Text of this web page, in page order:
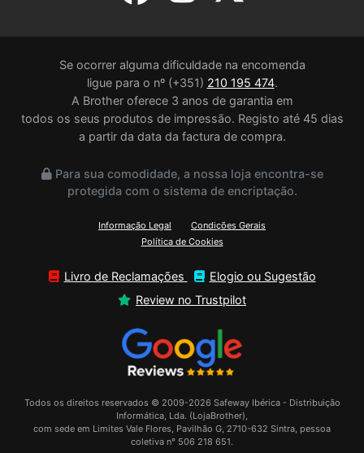
Se ocorrer alguma dificuldade na encomenda
ligue para o nº (+351) 210 195 474.
A Brother oferece 3 anos de garantia em
todos os seus produtos de impressão. Registo até 45 dias
a partir da data da factura de compra.
Para sua comodidade, a nossa loja encontra-se
protegida com o sistema de encriptação.
Informação Legal
Condições Gerais
Política de Cookies
Livro de Reclamações
Elogio ou Sugestão
Review no Trustpilot
Todos os direitos reservados © 2009-2026 Safeway Ibérica - Distribuição
Informática, Lda. (LojaBrother),
com sede em Limites Vale Flores, Pavilhão G, 2710-632 Sintra, pessoa
coletiva n° 506 218 651.